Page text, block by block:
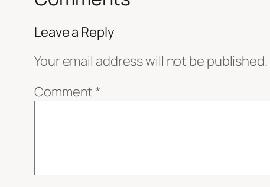
Leave a Reply
Your email address will not be published.
Comment *